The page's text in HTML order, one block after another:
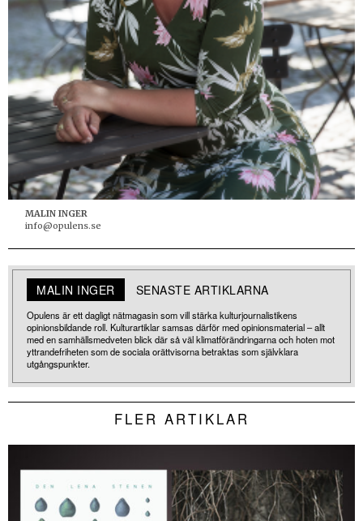
MALIN INGER
info@opulens.se
MALIN INGER SENASTE ARTIKLARNA
Opulens är ett dagligt nätmagasin som vill stärka kulturjournalistikens
opinionsbildande roll. Kulturartiklar samsas därför med opinionsmaterial – allt
med en samhällsmedveten blick där så väl klimatförändringarna och hoten mot
yttrandefriheten som de sociala orättvisorna betraktas som självklara
utgångspunkter.
FLER ARTIKLAR